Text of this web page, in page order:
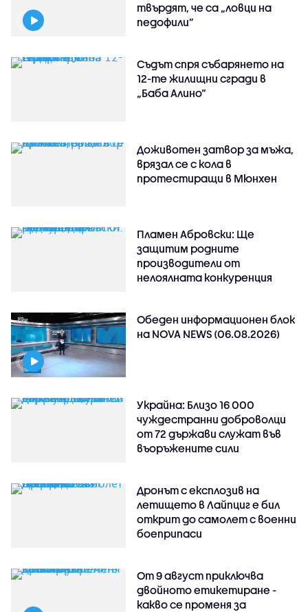
твърдят, че са „ловци на
педофили”
Съдът спря събарянето на
12-те жилищни сгради в
„Баба Алино“
Доживотен затвор за мъжа,
врязал се с кола в
протестиращи в Мюнхен
Пламен Абровски: Ще
защитим родните
производители от
нелоялната конкуренция
Обеден информационен блок
на NOVA NEWS (06.08.2026)
Украйна: Близо 16 000
чуждестранни доброволци
от 72 държави служат във
въоръжените сили
Дронът с експлозив на
летището в Лайпциг е бил
открит до самолет с военни
боеприпаси
От 9 август приключва
двойното етикетиране -
какво се променя за